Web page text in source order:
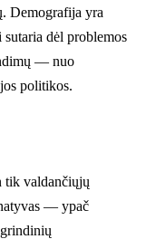
Demografija yra
dėl problemos
— nuo
politikos.
tik valdančiųjų
— ypač